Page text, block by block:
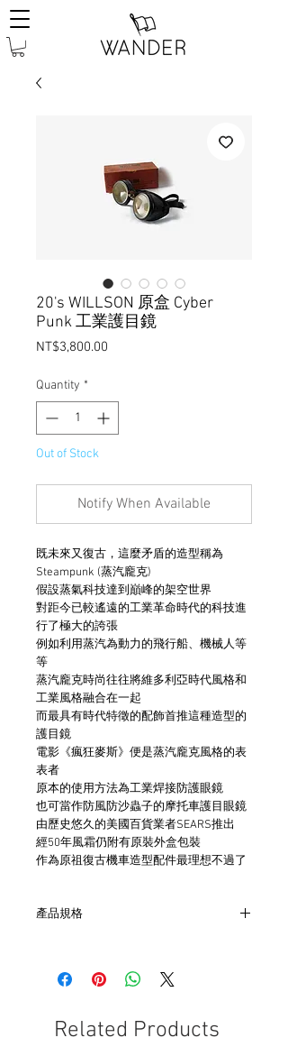
20's WILLSON 原盒 Cyber
Punk 工業護目鏡
NT$3,800.00
Quantity *
Out of Stock
Notify When Available
既未來又復古，這麼矛盾的造型稱為
Steampunk (蒸汽龐克)
假設蒸氣科技達到巔峰的架空世界
對距今已較遙遠的工業革命時代的科技進
行了極大的誇張
例如利用蒸汽為動力的飛行船、機械人等
等
蒸汽龐克時尚往往將維多利亞時代風格和
工業風格融合在一起
而最具有時代特徵的配飾首推這種造型的
護目鏡
電影《瘋狂麥斯》便是蒸汽龐克風格的表
表者
原本的使用方法為工業焊接防護眼鏡
也可當作防風防沙蟲子的摩托車護目眼鏡
由歷史悠久的美國百貨業者SEARS推出
經50年風霜仍附有原裝外盒包裝
作為原祖復古機車造型配件最理想不過了
產品規格
況下，不會視為瑕疵品。
Related Products